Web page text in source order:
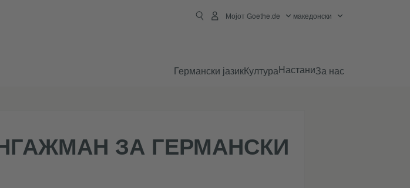
Мојот Goethe.de македонски
Германски јазикКултураНастаниЗа нас
ЗА ГЕРМАНСКИ